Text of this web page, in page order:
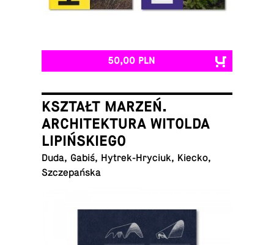
50,00 PLN
KSZTAŁT MARZEŃ.
ARCHITEKTURA WITOLDA
LIPIŃSKIEGO
Duda, Gabiś, Hy­trek-Hry­ciuk, Kiecko,
Szczepańska